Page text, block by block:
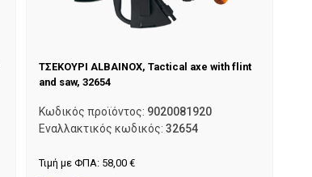
ΤΣΕΚΟΥΡΙ ALBAINOX, Tactical axe with flint
and saw, 32654
Κωδικός προϊόντος: 9020081920
Εναλλακτικός κωδικός:32654
Τιμή με ΦΠΑ: 58,00€